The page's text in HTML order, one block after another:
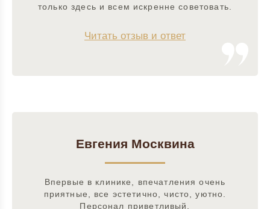
только здесь и всем искренне советовать.
Читать отзыв и ответ
Евгения Москвина
Впервые в клинике, впечатления очень
приятные, все эстетично, чисто, уютно.
Персонал приветливый,